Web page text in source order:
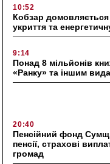
10:52
Кобзар
укриття та
9:14
Понад 8 мільйонів
«Ранку» та іншим
20:40
Пенсійний фонд
пенсії, страхові
громад